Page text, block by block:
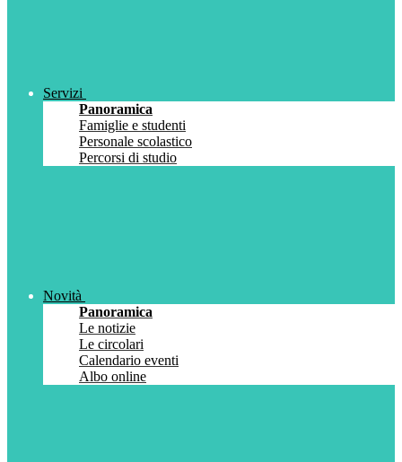
Servizi
Panoramica
Famiglie e studenti
Personale scolastico
Percorsi di studio
Novità
Panoramica
Le notizie
Le circolari
Calendario eventi
Albo online